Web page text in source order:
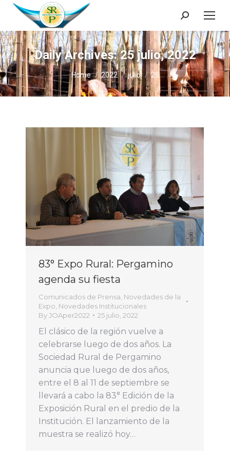
Search:
Daily Archives:25 julio, 2022
You are here:
Home 2022 julio 25
83° Expo Rural: Pergamino
agenda su fiesta
Comunicados de Prensa Novedades de la
Expo Novedades Institucionales
ByJOAper2022 25 julio, 2022
El clásico de la región vuelve a
celebrarse luego de dos años. La
Sociedad Rural de Pergamino
anuncia que luego de dos años,
entre el 8 al 11 de septiembre se
llevará a cabo la 83° Edición de la
Exposición Rural en el predio de la
Institución. El lanzamiento de la
muestra se realizó hoy…